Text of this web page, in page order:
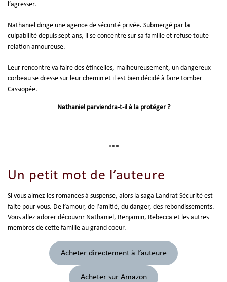
l’agresser.
Nathaniel dirige une agence de sécurité privée. Submergé par la
culpabilité depuis sept ans, il se concentre sur sa famille et refuse toute
relation amoureuse.
Leur rencontre va faire des étincelles, malheureusement, un dangereux
corbeau se dresse sur leur chemin et il est bien décidé à faire tomber
Cassiopée.
Nathaniel parviendra-t-il à la protéger ?
***
Un petit mot de l’auteure
Si vous aimez les romances à suspense, alors la saga Landrat Sécurité est
faite pour vous. De l’amour, de l’amitié, du danger, des rebondissements.
Vous allez adorer découvrir Nathaniel, Benjamin, Rebecca et les autres
membres de cette famille au grand coeur.
Acheter directement à l’auteure
Acheter sur Amazon